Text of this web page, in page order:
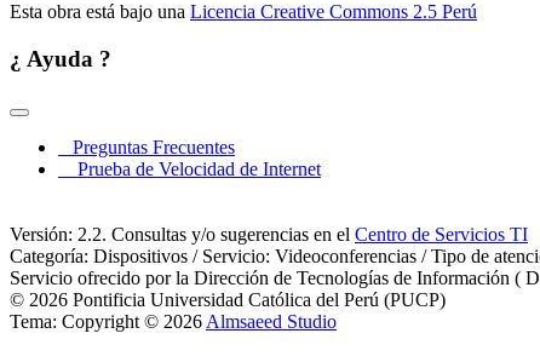
Esta obra está bajo una Licencia Creative Commons 2.5 Perú
¿ Ayuda ?
Preguntas Frecuentes
Prueba de Velocidad de Internet
Versión: 2.2. Consultas y/o sugerencias en el Centro de Servicios TI
Categoría: Dispositivos / Servicio: Videoconferencias / Tipo de
Servicio ofrecido por la Dirección de Tecnologías de Información (
© 2026 Pontificia Universidad Católica del Perú (PUCP)
Tema: Copyright © 2026 Almsaeed Studio